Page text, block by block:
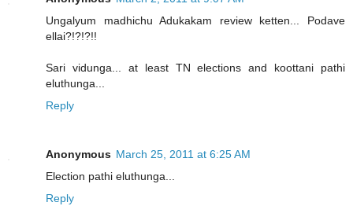
Ungalyum madhichu Adukakam review ketten... Podave
ellai?!?!?!!
Sari vidunga... at least TN elections and koottani pathi
eluthunga...
Reply
Anonymous March 25, 2011 at 6:25 AM
Election pathi eluthunga...
Reply